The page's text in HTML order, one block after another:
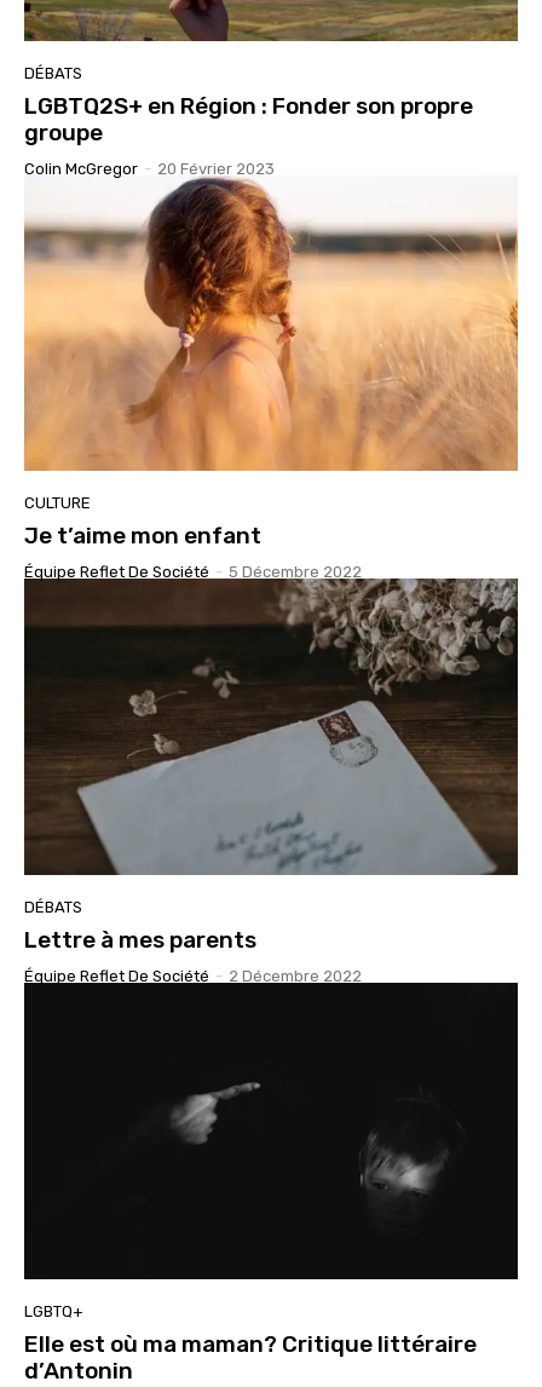
DÉBATS
LGBTQ2S+ en Région : Fonder son propre
groupe
Colin McGregor - 20 Février 2023
CULTURE
Je t’aime mon enfant
Équipe Reflet De Société - 5 Décembre 2022
DÉBATS
Lettre à mes parents
Équipe Reflet De Société - 2 Décembre 2022
LGBTQ+
Elle est où ma maman? Critique littéraire
d’Antonin